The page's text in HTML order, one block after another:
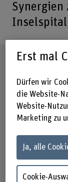
Synergien
Steckbrief
Beteiligte
Gesundheit
Institut(e)
BFH
Erst mal
Dürfen wir
die Website-
Website-
Marketing zu
Ja, alle
Cookie-